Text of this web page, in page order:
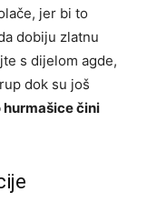
jer bi to
dobiju zlatnu
s dijelom agde,
dok su još
hurmašice čini